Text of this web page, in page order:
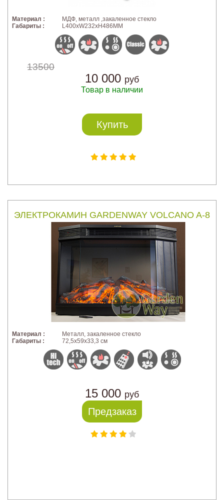
Материал :
МДФ, металл ,закаленное стекло
Габариты :
L400xW232xH486MM
13500
10 000 руб
Товар в наличии
Купить
ЭЛЕКТРОКАМИН GARDENWAY VOLCANO A-8
Материал :
Металл, закаленное стекло
Габариты :
72,5х59х33,3 см
15 000 руб
Предзаказ